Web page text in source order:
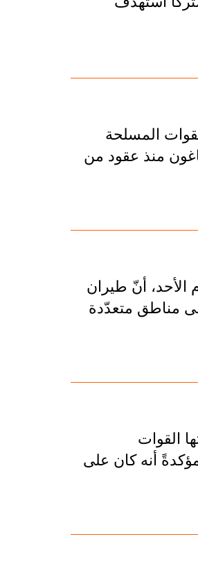
المسلحة
منذ عقود من
الأحد، أنّ طيران
الماضية على مناطق متعدّدة
القوات
أنه كان على